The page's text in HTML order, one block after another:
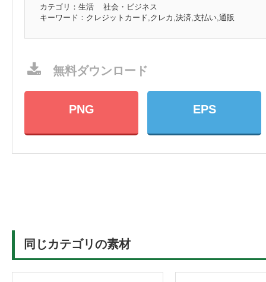
カテゴリ： 生活
社会・ビジネス
キーワード： クレジットカード,クレカ,決済,支払い,通販
無料ダウンロード
PNG EPS
同じカテゴリの素材